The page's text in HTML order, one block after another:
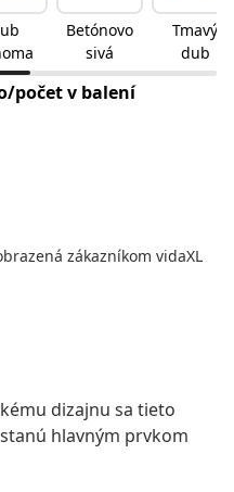
Betónovo
sivá
Tmavý
dub
počet v balení
zákazníkom vidaXL
dizajnu sa tieto
hlavným prvkom